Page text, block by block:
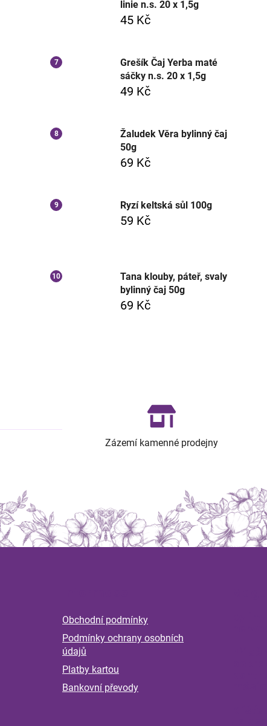
linie n.s. 20 x 1,5g
45 Kč
Grešík Čaj Yerba maté
sáčky n.s. 20 x 1,5g
49 Kč
Žaludek Věra bylinný čaj
50g
69 Kč
Ryzí keltská sůl 100g
59 Kč
Tana klouby, páteř, svaly
bylinný čaj 50g
69 Kč
Zázemí kamenné prodejny
Obchodní podmínky
Podmínky ochrany osobních
údajů
Platby kartou
Bankovní převody